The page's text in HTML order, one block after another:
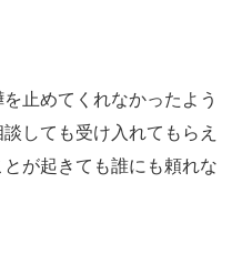
止めてくれなかったよう
しても受け入れてもらえ
が起きても誰にも頼れな